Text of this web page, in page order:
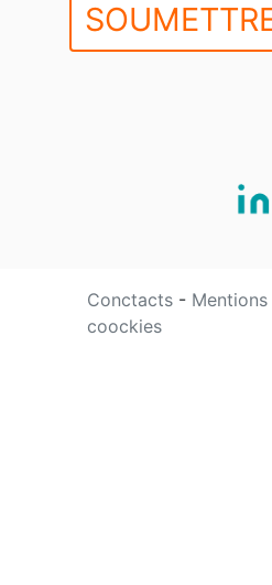
Conctacts -
coockies